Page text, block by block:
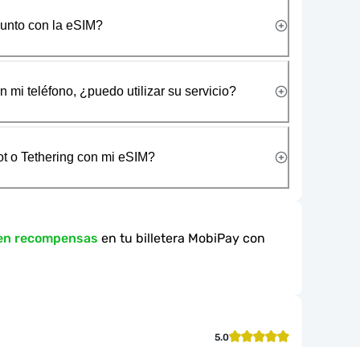
con la eSIM?
mi teléfono, ¿puedo utilizar su servicio?
o Tethering con mi eSIM?
recompensas en tu billetera MobiPay con
5.0